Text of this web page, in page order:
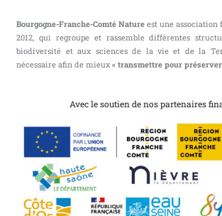
Bourgogne-Franche-Comté Nature est une association
2012, qui regroupe et rassemble différentes
biodiversité et aux sciences de la vie et de la
nécessaire afin de mieux« transmettre pour préserver
Avec le soutien de nos partenaires